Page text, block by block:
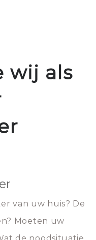
wij als
van uw huis? De
Moeten uw